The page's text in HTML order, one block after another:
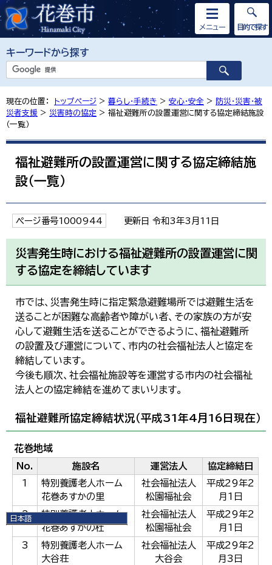
キーワードから探す
メニュー
日本語
English
目的で探す
現在の位置： トップページ > 暮らし・手続き > 安心・安全 > 防災・災害・被
災者支援 > 災害時の協定 > 福祉避難所の設置運営に関する協定締結施設
（一覧）
福祉避難所の設置運営に関する協定締結施
設（一覧）
ページ番号1000944 更新日 令和3年3月11日
災害発生時における福祉避難所の設置運営に関
する協定を締結しています
市では、災害発生時に指定緊急避難場所では避難生活を
送ることが困難な高齢者や障がい者、その家族の方が安
心して避難生活を送ることができるように、福祉避難所
の設置及び運営について、市内の社会福祉法人と協定を
締結しています。
今後も順次、社会福祉施設等を運営する市内の社会福祉
法人との協定締結を進めてまいります。
福祉避難所協定締結状況（平成31年4月16日現在）
花巻地域
No. 施設名 運営法人
協定締結日
1
特別養護老人ホーム
花巻あすかの里
社会福祉法人
松園福祉会
平成29年2
月1日
2
特別養護老人ホーム
花巻あすかの杜
社会福祉法人
松園福祉会
平成29年2
月1日
3
特別養護老人ホーム
大谷荘
社会福祉法人
大谷会
平成29年2
月3日